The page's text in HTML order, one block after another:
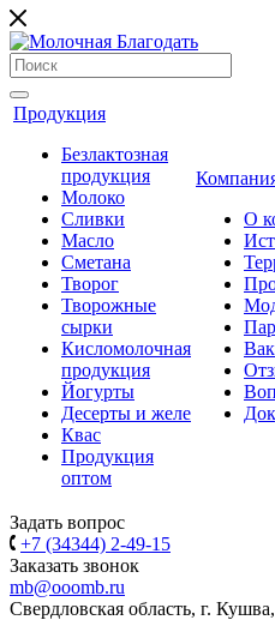
Продукция
Безлактозная
продукция
Молоко
Сливки
Масло
Сметана
Творог
Творожные
сырки
Кисломолочная
продукция
Йогурты
Десерты и желе
Квас
Продукция
оптом
О
Задать вопрос
+7 (34344) 2-49-15
Заказать звонок
mb@ooomb.ru
Свердловская область, г.